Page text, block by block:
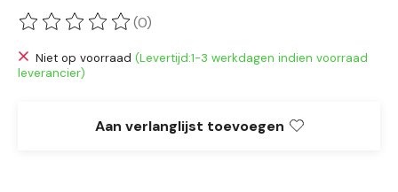
De beoordeling van dit product is
(0)
Niet op voorraad (Levertijd:1-3 werkdagen indien voorraad
leverancier)
Aan verlanglijst toevoegen